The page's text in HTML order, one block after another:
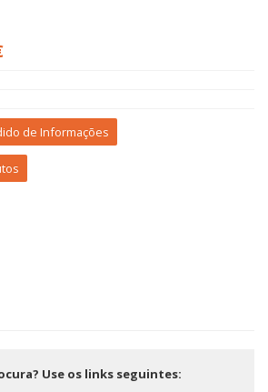
de Informações
Use os links seguintes: